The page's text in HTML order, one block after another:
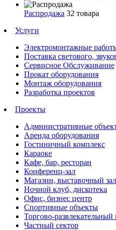
Распродажа 32 товара
Услуги
Электромонтажные
Поставка светового,
Сервисное Обслуживание
Прокат оборудования
Монтаж оборудования
Разработка проектов
Проекты
Административные
Аренда оборудования
Гостиничный комплекс
Караоке
Кафе, бар, ресторан
Конференц-зал
Магазин, выставочный зал
Ночной клуб, дискотека
Офис, бизнес центр
Спортивные объекты
Торгово-развлекательный
Частный сектор